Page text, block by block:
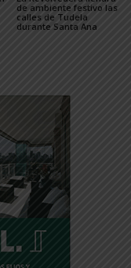
de ambiente festivo las
calles de Tudela
durante Santa Ana